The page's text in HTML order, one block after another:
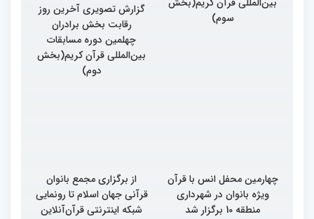
گزارش تصویری آخرین روز
رقابت بخش برادران
گزارش تصویری آخرین روز
رقابت بخش برادران
چهلمین دوره مسابقات
بین‌المللی قرآن کریم(بخش
دوم)
چهارمین محفل انس با قرآن
ویژه بانوان در شهرداری
منطقه 10 برگزار شد
از برگزاری مجمع بانوان
قرآنی جهان اسلام تا رونمایی
شبکه اینترنتی قرآن‌آنلاین